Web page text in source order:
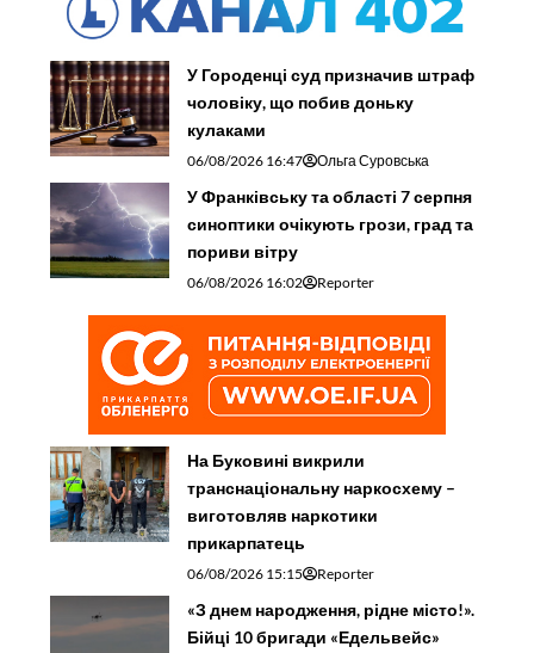
У Городенці суд призначив штраф
чоловіку, що побив доньку
кулаками
06/08/2026 16:47 Ольга Суровська
У Франківську та області 7 серпня
синоптики очікують грози, град та
пориви вітру
06/08/2026 16:02 Reporter
На Буковині викрили
транснаціональну наркосхему –
виготовляв наркотики
прикарпатець
06/08/2026 15:15 Reporter
«З днем народження, рідне місто!».
Бійці 10 бригади «Едельвейс»